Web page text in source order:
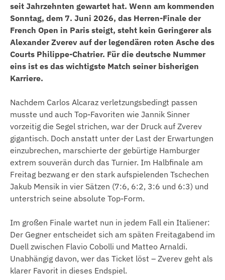
seit Jahrzehnten gewartet hat. Wenn am kommenden
Sonntag, dem 7. Juni 2026, das Herren-Finale der
French Open in Paris steigt, steht kein Geringerer als
Alexander Zverev auf der legendären roten Asche des
Courts Philippe-Chatrier. Für die deutsche Nummer
eins ist es das wichtigste Match seiner bisherigen
Karriere.
Nachdem Carlos Alcaraz verletzungsbedingt passen
musste und auch Top-Favoriten wie Jannik Sinner
vorzeitig die Segel strichen, war der Druck auf Zverev
gigantisch. Doch anstatt unter der Last der Erwartungen
einzubrechen, marschierte der gebürtige Hamburger
extrem souverän durch das Turnier. Im Halbfinale am
Freitag bezwang er den stark aufspielenden Tschechen
Jakub Mensik in vier Sätzen (7:6, 6:2, 3:6 und 6:3) und
unterstrich seine absolute Top-Form.
Im großen Finale wartet nun in jedem Fall ein Italiener:
Der Gegner entscheidet sich am späten Freitagabend im
Duell zwischen Flavio Cobolli und Matteo Arnaldi.
Unabhängig davon, wer das Ticket löst – Zverev geht als
klarer Favorit in dieses Endspiel.